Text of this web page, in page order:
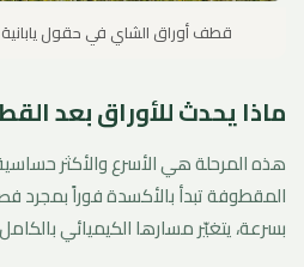
قطف أوراق الشاي في حقول يابانية
ماذا يحدث للأوراق بعد
هذه المرحلة هي الأسرع والأكثر
المقطوفة تبدأ بالأكسدة فوراً بمجرد
بسرعة، يتغيّر مسارها الكيميائي